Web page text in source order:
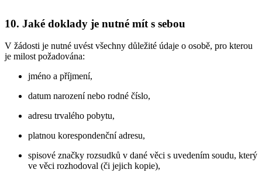
10. Jaké doklady je nutné mít s sebou
V žádosti je nutné uvést všechny důležité údaje o osobě, pro kterou
je milost požadována:
jméno a příjmení,
datum narození nebo rodné číslo,
adresu trvalého pobytu,
platnou korespondenční adresu,
spisové značky rozsudků v dané věci s uvedením soudu, který
ve věci rozhodoval (či jejich kopie),